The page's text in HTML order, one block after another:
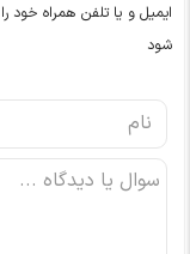
ایمیل و یا تلفن همراه خود
شود